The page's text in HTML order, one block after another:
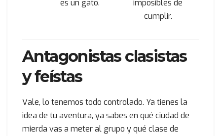
es un gato.
imposibles de
cumplir.
Antagonistas clasistas
y feístas
Vale, lo tenemos todo controlado. Ya tienes la
idea de tu aventura, ya sabes en qué ciudad de
mierda vas a meter al grupo y qué clase de